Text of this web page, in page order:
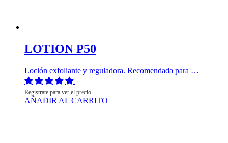
LOTION P50
Loción exfoliante y reguladora. Recomendada para …
Regístrate para ver el precio
AÑADIR AL CARRITO